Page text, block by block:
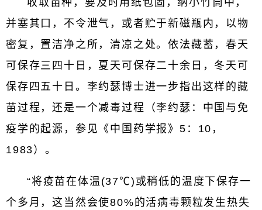
收取苗种，要及时用纸包固，纳小竹筒中，
并塞其口，不令泄气，或者贮于新磁瓶内，以物
密复，置洁净之所，清凉之处。依法藏蓄，春天
可保存三四十日，夏天可保存二十余日，冬天可
保存四五十日。李约瑟博士进一步指出这样的藏
苗过程，还是一个减毒过程（李约瑟：中国与免
疫学的起源，参见《中国药学报》5：10，
1983）。
“将疫苗在体温(37℃)或稍低的温度下保存一
个多月，这当然会使80%的活病毒颗粒发生热失